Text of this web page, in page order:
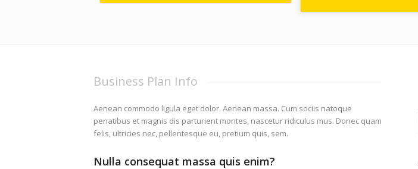
Business Plan Info
Aenean commodo ligula eget dolor. Aenean massa. Cum sociis natoque
penatibus et magnis dis parturient montes, nascetur ridiculus mus. Donec quam
felis, ultricies nec, pellentesque eu, pretium quis, sem.
Nulla consequat massa quis enim?